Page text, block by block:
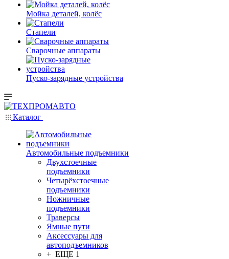
Мойка деталей, колёс
Стапели
Сварочные аппараты
Пуско-зарядные устройства
Каталог
Автомобильные подъемники
Двухстоечные
подъемники
Четырёхстоечные
подъемники
Ножничные
подъемники
Траверсы
Ямные пути
Аксессуары для
автоподъемников
+ ЕЩЕ 1